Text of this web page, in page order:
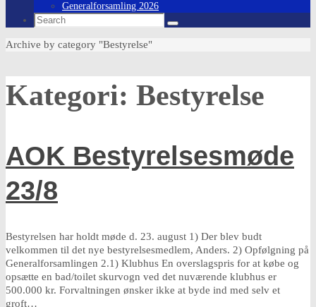
Generalforsamling 2026
Search
Search
Home
Archive by category "Bestyrelse"
Kategori: Bestyrelse
AOK Bestyrelsesmøde
23/8
Bestyrelsen har holdt møde d. 23. august 1) Der blev budt
velkommen til det nye bestyrelsesmedlem, Anders. 2) Opfølgning på
Generalforsamlingen 2.1) Klubhus En overslagspris for at købe og
opsætte en bad/toilet skurvogn ved det nuværende klubhus er
500.000 kr. Forvaltningen ønsker ikke at byde ind med selv et
groft…